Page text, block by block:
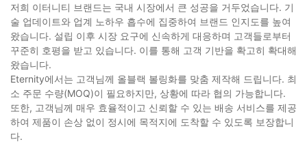
저희 이터니티 브랜드는 국내 시장에서 큰 성공을 거두었습니다. 기
술 업데이트와 업계 노하우 흡수에 집중하여 브랜드 인지도를 높여
왔습니다. 설립 이후 시장 요구에 신속하게 대응하며 고객들로부터
꾸준히 호평을 받고 있습니다. 이를 통해 고객 기반을 확고히 확대해
왔습니다.
Eternity에서는 고객님께 올블랙 볼링화를 맞춤 제작해 드립니다. 최
소 주문 수량(MOQ)이 필요하지만, 상황에 따라 협의 가능합니다.
또한, 고객님께 매우 효율적이고 신뢰할 수 있는 배송 서비스를 제공
하여 제품이 손상 없이 정시에 목적지에 도착할 수 있도록 보장합니
다.